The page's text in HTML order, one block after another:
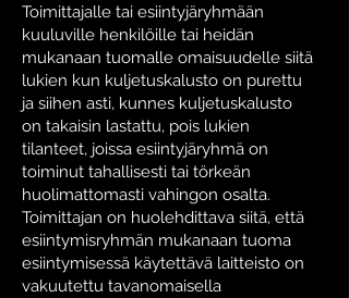
Toimittajalle tai esiintyjäryhmään
kuuluville henkilöille tai heidän
mukanaan tuomalle omaisuudelle siitä
lukien kun kuljetuskalusto on purettu
ja siihen asti, kunnes kuljetuskalusto
on takaisin lastattu, pois lukien
tilanteet, joissa esiintyjäryhmä on
toiminut tahallisesti tai törkeän
huolimattomasti vahingon osalta.
Toimittajan on huolehdittava siitä, että
esiintymisryhmän mukanaan tuoma
esiintymisessä käytettävä laitteisto on
vakuutettu tavanomaisella